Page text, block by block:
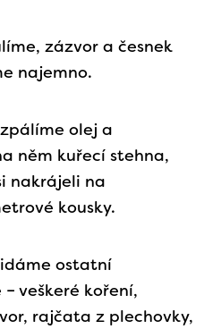
zázvor a česnek
najemno.
olej a
něm kuřecí stehna,
nakrájeli na
kousky.
ostatní
veškeré koření,
rajčata z plechovky,